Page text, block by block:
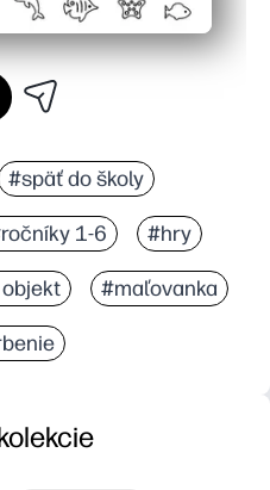
#späť do školy
1-6 #hry
#maľovanka